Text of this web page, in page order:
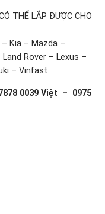
THỂ LẮP ĐƯỢC CHO
Kia – Mazda –
Rover – Lexus –
– Vinfast
0039 Việt – 0975